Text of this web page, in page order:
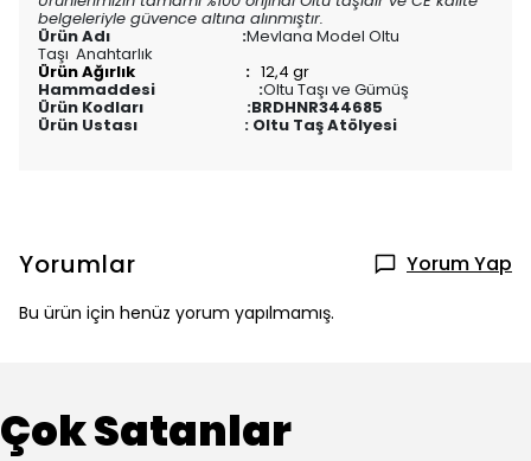
belgeleriyle güvence altına alınmıştır.
Ürün Adı :Mevlana Model Oltu
Taşı Anahtarlık
Ürün Ağırlık : 12,4 gr
Hammaddesi :Oltu Taşı ve Gümüş
Ürün Kodları :BRDHNR344685
Ürün Ustası : Oltu Taş Atölyesi
Yorumlar Yorum Yap
Bu ürün için henüz yorum yapılmamış.
Çok Satanlar